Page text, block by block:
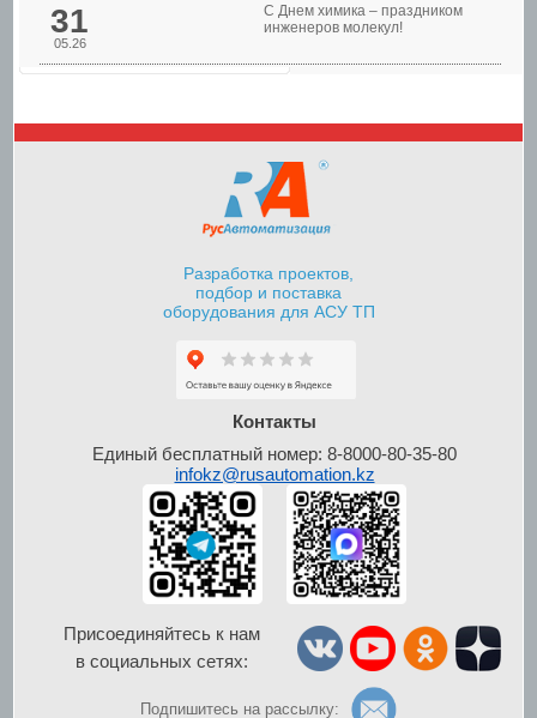
Шкафы контроля и
Шкафы управления
31
05.26
С Днем химика – праздником
инженеров молекул!
Разработка проектов,
подбор и поставка
оборудования для АСУ ТП
Контакты
Единый бесплатный номер: 8-8000-80-35-80
infokz@rusautomation.kz
Присоединяйтесь к нам
в социальных сетях:
Подпишитесь на рассылку: